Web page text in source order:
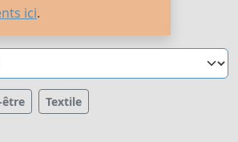
ici.
être
Textile